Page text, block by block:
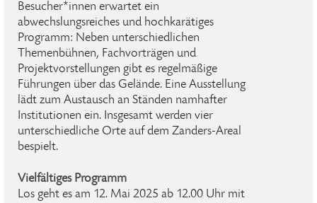
Besucher*innen erwartet ein
abwechslungsreiches und hochkarätiges
Programm: Neben unterschiedlichen
Themenbühnen, Fachvorträgen und
Projektvorstellungen gibt es regelmäßige
Führungen über das Gelände. Eine Ausstellung
lädt zum Austausch an Ständen namhafter
Institutionen ein. Insgesamt werden vier
unterschiedliche Orte auf dem Zanders-Areal
bespielt.
Vielfältiges Programm
Los geht es am 12. Mai 2025 ab 12.00 Uhr mit